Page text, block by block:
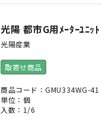
光陽 都市G用ﾒｰﾀｰﾕﾆｯ
光陽産業
取寄せ商品
商品コード：GMU334WG-41
単位：個
入数：1/6